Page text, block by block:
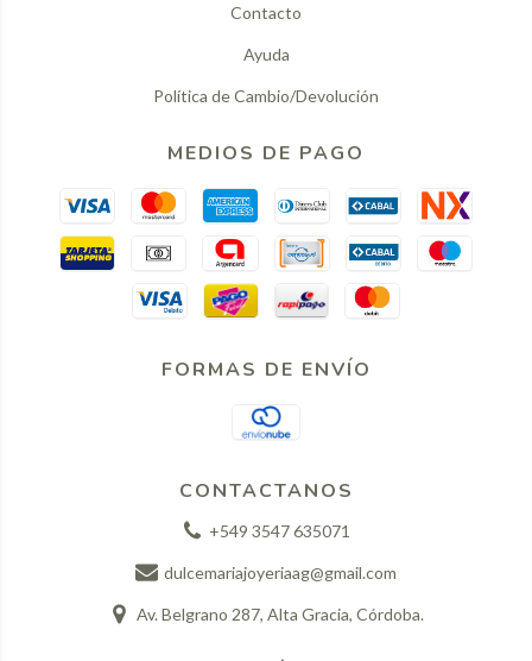
Contacto
Ayuda
Política de Cambio/Devolución
MEDIOS DE PAGO
FORMAS DE ENVÍO
CONTACTANOS
+549 3547 635071
dulcemariajoyeriaag@gmail.com
Av. Belgrano 287, Alta Gracia, Córdoba.